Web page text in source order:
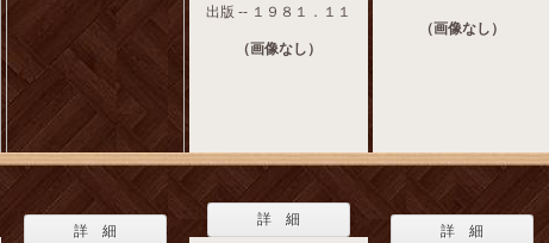
出版 -- １９８１．１１
（画像なし）
（画像なし）
詳 細
詳 細
詳 細